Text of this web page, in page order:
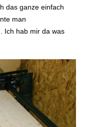
das ganze einfach
man
Ich hab mir da was